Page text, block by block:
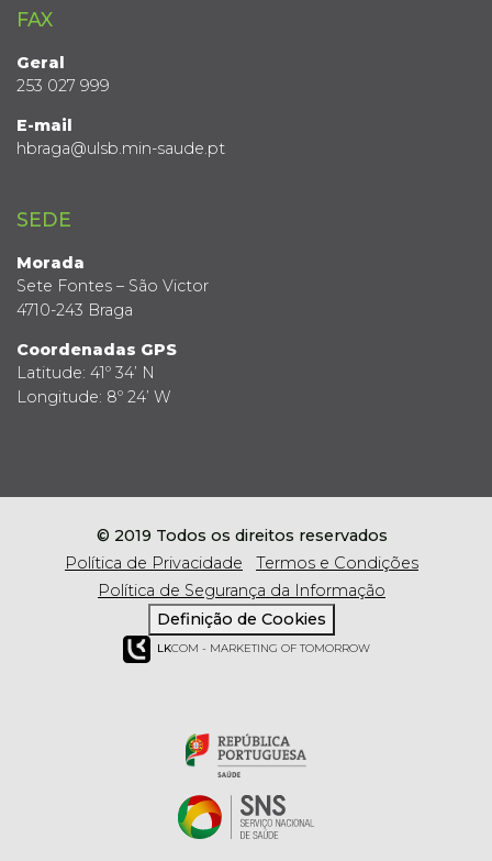
FAX
Geral
253 027 999
E-mail
hbraga@ulsb.min-saude.pt
SEDE
Morada
Sete Fontes – São Victor
4710-243 Braga
Coordenadas GPS
Latitude: 41º 34’ N
Longitude: 8º 24’ W
© 2019 Todos os direitos reservados
Política de Privacidade
Termos e Condições
Política de Segurança da Informação
Definição de Cookies
LKCOM - MARKETING OF TOMORROW